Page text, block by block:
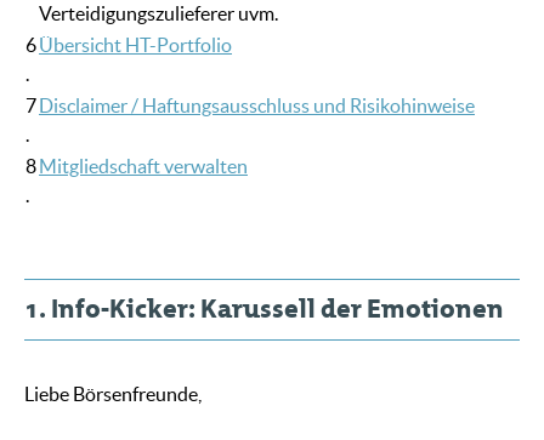
Verteidigungszulieferer uvm.
6
.
Übersicht HT-Portfolio
7
.
Disclaimer / Haftungsausschluss und Risikohinweise
8
.
Mitgliedschaft verwalten
1. Info-Kicker: Karussell der Emotionen
Liebe Börsenfreunde,